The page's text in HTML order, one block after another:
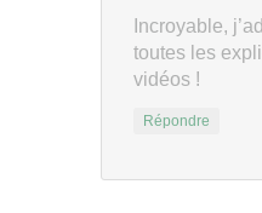
Incroyable,
toutes les
vidéos !
Répondre